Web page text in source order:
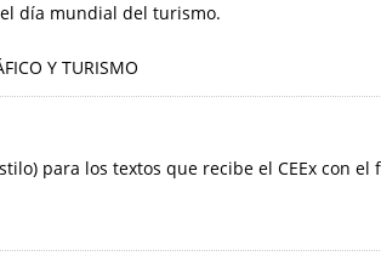
día mundial del turismo.
Y TURISMO
para los textos que recibe el CEEx con el